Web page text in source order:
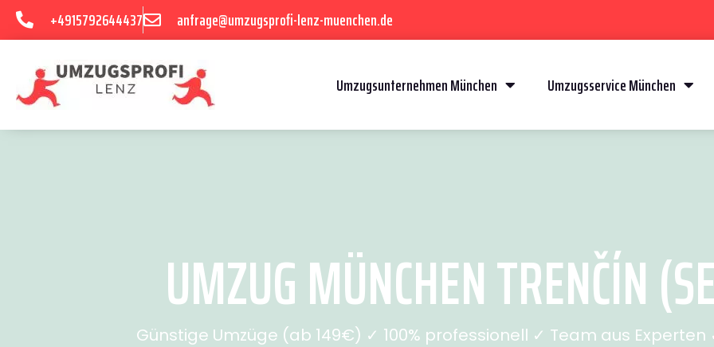
+4915792644437 anfrage@umzugsprofi-lenz-muenchen.de
Umzugsunternehmen München Umzugsservice München
UMZUG MÜNCHEN TRENČÍN
Günstige Umzüge (ab 149€) ✓ 100% professionell ✓ Team aus